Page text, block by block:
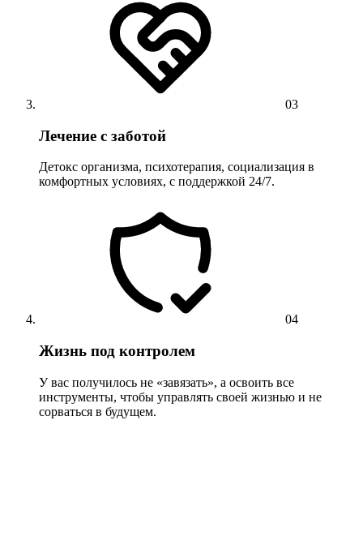
03
Лечение с заботой
Детокс организма, психотерапия, социализация в
комфортных условиях, с поддержкой 24/7.
04
Жизнь под контролем
У вас получилось не «завязать», а освоить все
инструменты, чтобы управлять своей жизнью и не
сорваться в будущем.